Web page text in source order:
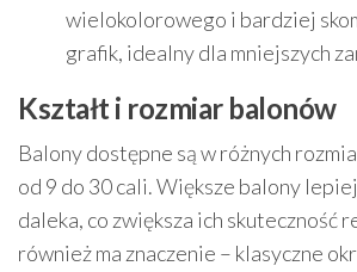
wielokolorowego i bardziej
grafik, idealny dla mniejszych
Kształt i rozmiar balonów
Balony dostępne są w różnych
od 9 do 30 cali. Większe balony
daleka, co zwiększa ich skuteczność
również ma znaczenie – klasyczne